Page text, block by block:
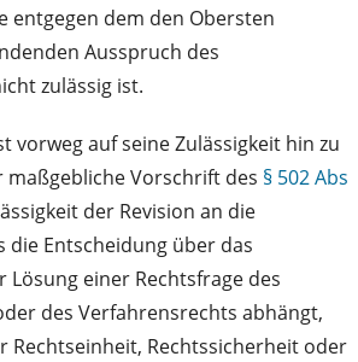
entgegen dem den Obersten
Ausspruch des
zulässig ist.
vorweg auf seine Zulässigkeit hin zu
Vorschrift des § 502 Abs
der Revision an die
die Entscheidung über das
Lösung einer Rechtsfrage des
des Verfahrensrechts abhängt,
Rechtseinheit, Rechtssicherheit oder